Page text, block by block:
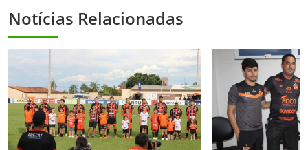
Notícias Relacionadas